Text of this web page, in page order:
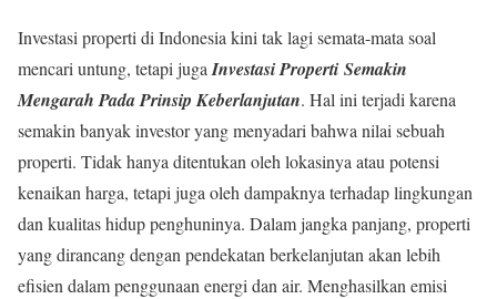
Investasi properti di Indonesia kini tak lagi semata-mata soal
mencari untung, tetapi jugaInvestasi Properti Semakin
Mengarah Pada Prinsip Keberlanjutan. Hal ini terjadi karena
semakin banyak investor yang menyadari bahwa nilai sebuah
properti. Tidak hanya ditentukan oleh lokasinya atau potensi
kenaikan harga, tetapi juga oleh dampaknya terhadap lingkungan
dan kualitas hidup penghuninya. Dalam jangka panjang, properti
yang dirancang dengan pendekatan berkelanjutan akan lebih
efisien dalam penggunaan energi dan air. Menghasilkan emisi